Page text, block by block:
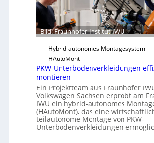
u
n
d
I
-
n
t
t
t
e
e
n
Bild: Fraunhofer-Institut IWU
Hybrid-autonomes Montagesystem
HAutoMont
PKW-Unterbodenverkleidungen
montieren
Ein Projektteam aus Fraunhofer
Volkswagen Sachsen erprobt am
IWU ein hybrid-autonomes
(HAutoMont), das eine
teilautonome Montage von PKW-
Unterbodenverkleidungen